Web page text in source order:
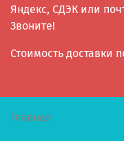
Яндекс, СДЭК или
Звоните!
Стоимость доставки
Главная